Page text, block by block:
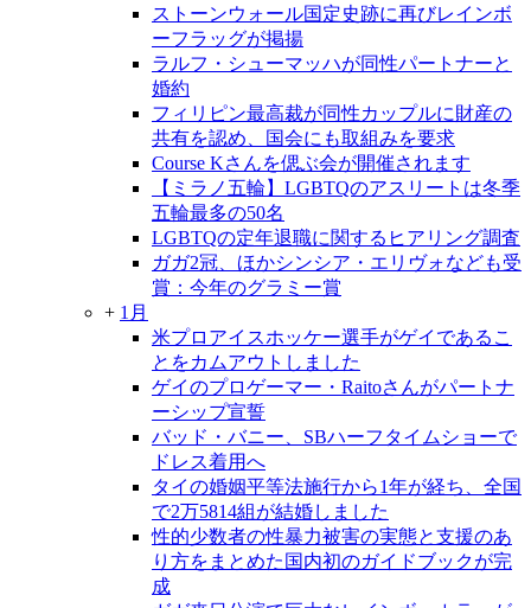
ストーンウォール国定史跡に再びレインボ
ーフラッグが掲揚
ラルフ・シューマッハが同性パートナーと
婚約
フィリピン最高裁が同性カップルに財産の
共有を認め、国会にも取組みを要求
Course Kさんを偲ぶ会が開催されます
【ミラノ五輪】LGBTQのアスリートは冬季
五輪最多の50名
LGBTQの定年退職に関するヒアリング調査
ガガ2冠、ほかシンシア・エリヴォなども受
賞：今年のグラミー賞
+ 1月
米プロアイスホッケー選手がゲイであるこ
とをカムアウトしました
ゲイのプロゲーマー・Raitoさんがパートナ
ーシップ宣誓
バッド・バニー、SBハーフタイムショーで
ドレス着用へ
タイの婚姻平等法施行から1年が経ち、全国
で2万5814組が結婚しました
性的少数者の性暴力被害の実態と支援のあ
り方をまとめた国内初のガイドブックが完
成